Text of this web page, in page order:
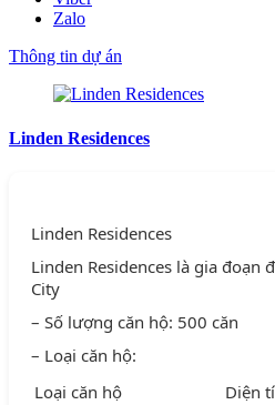
Zalo
Thông tin dự án
Linden Residences
Linden Residences
Linden Residences là gia đoạn
City
– Số lượng căn hộ: 500 căn
– Loại căn hộ:
Loại căn hộ
Diện